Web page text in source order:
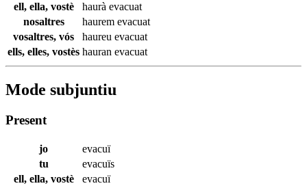
ell, ella, vostè
haurà evacuat
nosaltres
haurem evacuat
vosaltres, vós
haureu evacuat
ells, elles, vostès hauran evacuat
Mode subjuntiu
Present
jo
evacuï
tu
evacuïs
ell, ella, vostè
evacuï